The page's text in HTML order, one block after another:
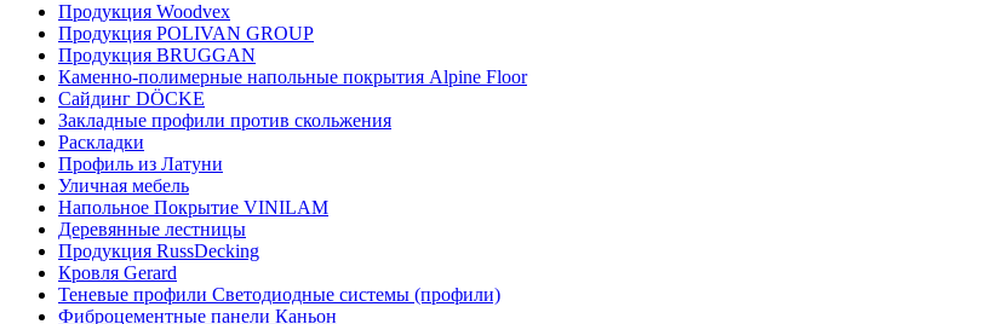
Продукция Woodvex
Продукция POLIVAN GROUP
Продукция BRUGGAN
Каменно-полимерные напольные покрытия Alpine Floor
Сайдинг DÖCKE
Закладные профили против скольжения
Раскладки
Профиль из Латуни
Уличная мебель
Напольное Покрытие VINILAM
Деревянные лестницы
Продукция RussDecking
Кровля Gerard
Теневые профили Светодиодные системы (профили)
Фиброцементные панели Каньон